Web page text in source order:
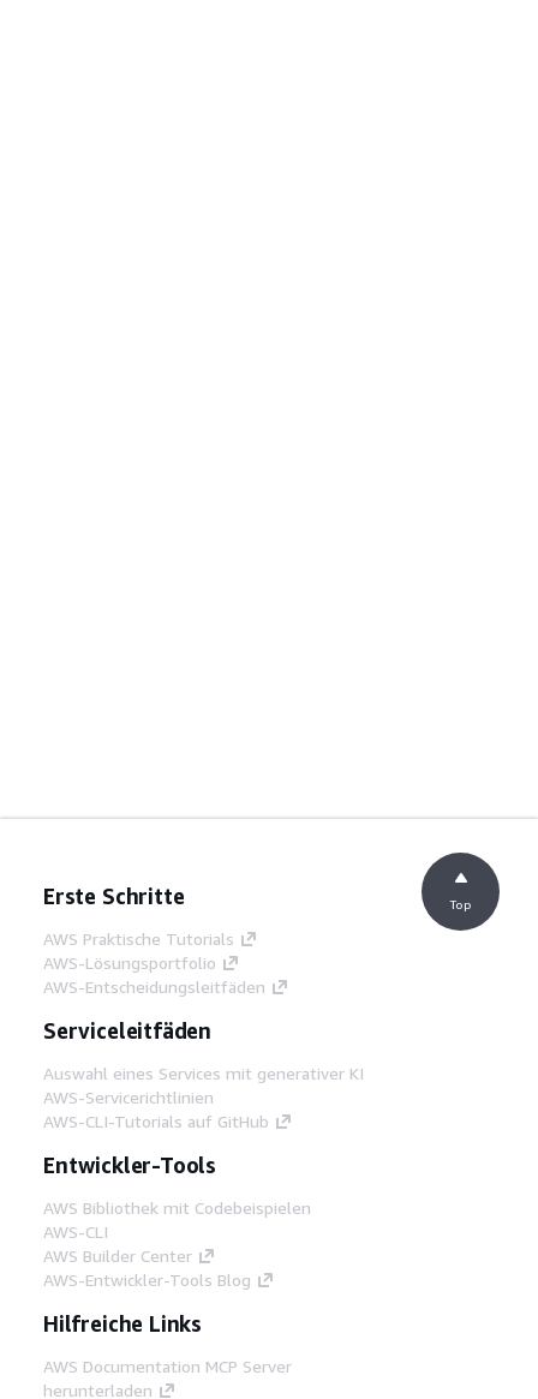
Erste Schritte
AWS Praktische Tutorials
AWS-Lösungsportfolio
AWS-Entscheidungsleitfäden
Serviceleitfäden
Auswahl eines Services mit generativer KI
AWS-Servicerichtlinien
AWS-CLI-Tutorials auf GitHub
Entwickler-Tools
AWS Bibliothek mit Codebeispielen
AWS-CLI
AWS Builder Center
AWS-Entwickler-Tools Blog
Hilfreiche Links
AWS Documentation MCP Server
herunterladen
Top